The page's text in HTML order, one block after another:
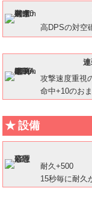
高DPSの対空
攻撃速度重視
命中+10のお
設備
耐久+500
15秒毎に耐久